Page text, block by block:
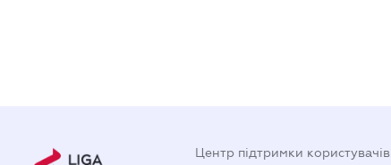
Центр підтримки користувачів